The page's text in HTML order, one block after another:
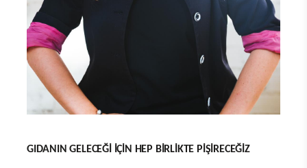
GIDANIN GELECEĞİ İÇİN HEP BİRLİKTE PİŞİRECEĞİZ